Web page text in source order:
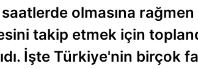
olmasına
takip etmek için
İşte Türkiye'nin birçok